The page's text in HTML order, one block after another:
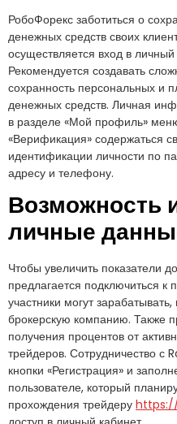
РобоФорекс заботиться о
денежных средств своих
осуществляется вход в
Рекомендуется создавать
сохранность персональных и
денежных средств. Личная
в разделе «Мой профиль»
«Верификация» содержаться
идентификации личности по
адресу и телефону.
Возможность
личные
Чтобы увеличить показатели
предлагается подключиться к
участники могут
брокерскую компанию. Также
получения процентов от
трейдеров. Сотрудничество с
кнопки «Регистрация» и
пользователе, который
прохождения трейдеру